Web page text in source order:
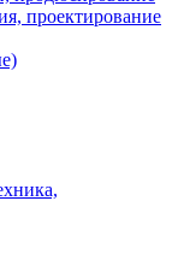
проектирование